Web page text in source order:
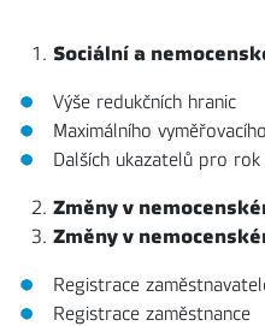
Sociální a
Výše redukčních hranic
Maximálního
Dalších ukazatelů pro
Změny v
Změny v
Registrace
Registrace zaměstnance